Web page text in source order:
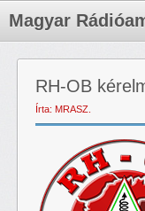
Magyar
RH-OB
Írta: MRASZ.